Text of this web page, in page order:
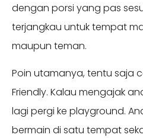
dengan porsi yang pas
terjangkau untuk tempat
maupun teman.
Poin utamanya, tentu saja
Friendly. Kalau mengajak
lagi pergi ke playground.
bermain di satu tempat